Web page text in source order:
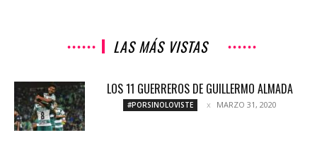
LAS MÁS VISTAS
LOS 11 GUERREROS DE GUILLERMO ALMADA
#PORSINOLOVISTE MARZO 31, 2020